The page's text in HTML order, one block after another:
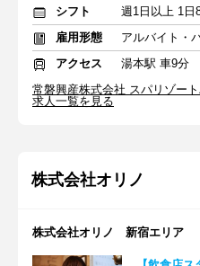
シフト
雇用形態
アルバイト・
アクセス
湯本駅 車9分
常磐興産株式会社 スパリゾー
求人一覧を見る
株式会社オリノ
株式会社オリノ 新宿エリア